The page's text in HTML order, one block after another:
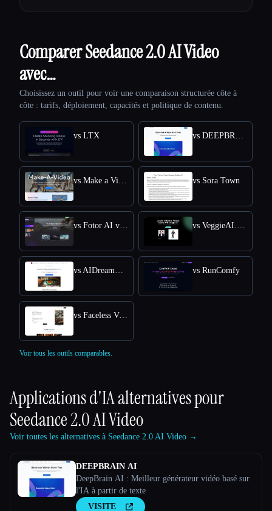
Comparer Seedance 2.0 AI Video
avec…
Choisissez un outil pour voir une comparaison structurée côte à
côte : tarifs, déploiement, capacités et politique de contenu.
vs LTX vs DEEPBRAIN AI
vs Make a Video vs Sora Town
vs Fotor AI video generator vs VeggieAI.dance: Create AI Dance Videos with Veggie AI Free Online
vs AIDreamMachine vs RunComfy
vs Faceless Videos AI
Voir tous les outils comparables.
Applications d'IA alternatives pour
Seedance 2.0 AI Video
Voir toutes les alternatives à Seedance 2.0 AI Video →
DEEPBRAIN AI
DeepBrain AI : Meilleur générateur vidéo basé sur
l'IA à partir de texte
VISITE